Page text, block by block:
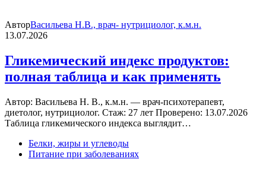
АвторВасильева Н.В., врач- нутрициолог, к.м.н.
13.07.2026
Гликемический индекс продуктов:
полная таблица и как применять
Автор: Васильева Н. В., к.м.н. — врач-психотерапевт,
диетолог, нутрициолог. Стаж: 27 лет Проверено: 13.07.2026
Таблица гликемического индекса выглядит…
Белки, жиры и углеводы
Питание при заболеваниях